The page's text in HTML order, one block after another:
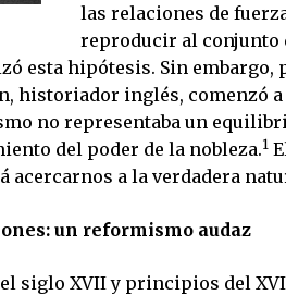
las relaciones de
reproducir al conjunto
esta hipótesis. Sin embargo,
historiador inglés, comenzó
no representaba un
del poder de la nobleza.1
acercarnos a la verdadera
un reformismo audaz
siglo XVII y principios del